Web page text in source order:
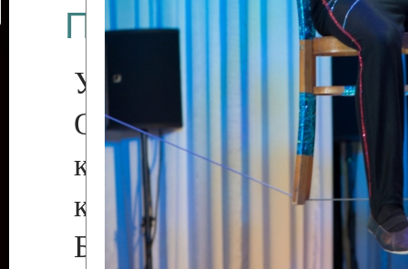
Приднестровского
Участники фестиваля:
Образцовый
коллектив
культуры с.
Бендеры ,